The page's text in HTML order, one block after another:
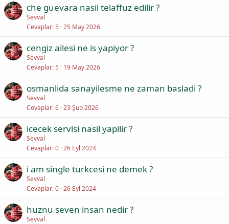
che guevara nasil telaffuz edilir ?
Sevval
Cevaplar 5 25 May 2026
cengiz ailesi ne is yapiyor ?
Sevval
Cevaplar 5 19 May 2026
osmanlida sanayilesme ne zaman basladi ?
Sevval
Cevaplar 6 23 Şub 2026
icecek servisi nasil yapilir ?
Sevval
Cevaplar 0 26 Eyl 2024
i am single turkcesi ne demek ?
Sevval
Cevaplar 0 26 Eyl 2024
huznu seven insan nedir ?
Sevval